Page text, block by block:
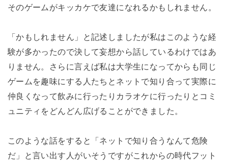
そのゲームがキッカケで友達になれるかもしれません。
「かもしれません」と記述しましたが私はこのような経
験が多かったので決して妄想から話しているわけではあ
りません。さらに言えば私は大学生になってからも同じ
ゲームを趣味にする人たちとネットで知り合って実際に
仲良くなって飲みに行ったりカラオケに行ったりとコミ
ュニティをどんどん広げることができました。
このような話をすると「ネットで知り合うなんて危険
だ」と言い出す人がいそうですがこれからの時代フット